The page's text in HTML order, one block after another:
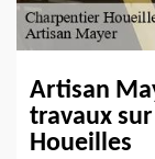
Artisan
travaux
Houeilles